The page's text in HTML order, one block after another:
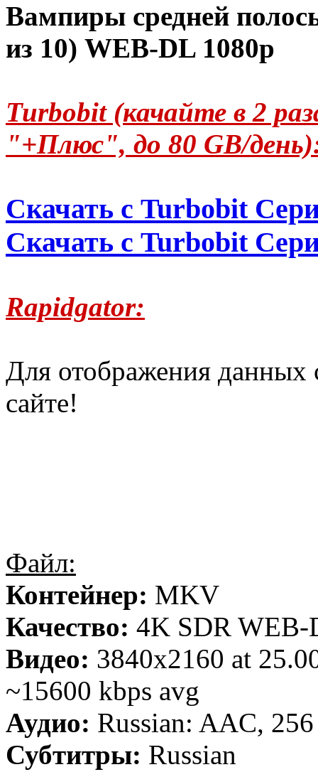
Вампиры средней
из 10) WEB-DL 1080p
Turbobit (качайте в 2
"+Плюс", до 80 GB/
Скачать с Turbobit
Скачать с Turbobit
Rapidgator:
Для отображения
сайте!
Файл:
Контейнер: MKV
Качество: 4K SDR
Видео: 3840x2160 at
~15600 kbps avg
Аудио: Russian: AAC,
Субтитры: Russian